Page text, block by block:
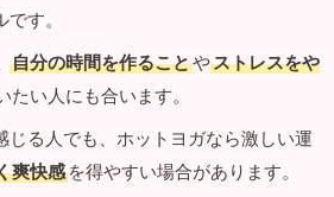
す。
自分の時間を作ることやストレスをや
たい人にも合います。
じる人でも、ホットヨガなら激しい運
爽快感 を得やすい場合があります。